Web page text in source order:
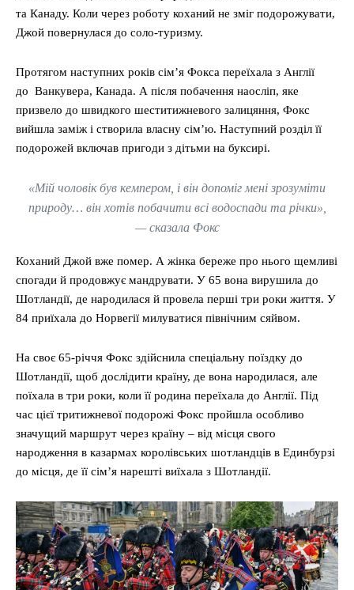
та Канаду. Коли через роботу коханий не зміг подорожувати,
Джой повернулася до соло-туризму.
Протягом наступних років сім’я Фокса переїхала з Англії
до Ванкувера, Канада. А після побачення наосліп, яке
призвело до швидкого шеститижневого залицяння, Фокс
вийшла заміж і створила власну сім’ю. Наступний розділ її
подорожей включав пригоди з дітьми на буксирі.
«Мій чоловік був кемпером, і він допоміг мені зрозуміти
природу… він хотів побачити всі водоспади та річки»,
— сказала Фокс
Коханий Джой вже помер. А жінка береже про нього щемливі
спогади й продовжує мандрувати. У 65 вона вирушила до
Шотландії, де народилася й провела перші три роки життя. У
84 приїхала до Норвегії милуватися північним сяйвом.
На своє 65-річчя Фокс здійснила спеціальну поїздку до
Шотландії, щоб дослідити країну, де вона народилася, але
поїхала в три роки, коли її родина переїхала до Англії. Під
час цієї тритижневої подорожі Фокс пройшла особливо
значущий маршрут через країну – від місця свого
народження в казармах королівських шотландців в Единбурзі
до місця, де її сім’я нарешті виїхала з Шотландії.